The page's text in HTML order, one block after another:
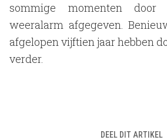
sommige momenten
weeralarm afgegeven.
afgelopen vijftien jaar hebben
verder.
DEEL DIT ARTIKEL